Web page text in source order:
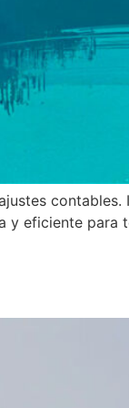
contables.
y eficiente para